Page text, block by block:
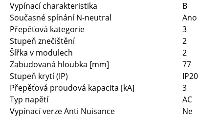
Vypínací charakteristika
B
Současné spínání N-neutral
Ano
Přepěťová kategorie
3
Stupeň znečištění
2
Šířka v modulech
2
Zabudovaná hloubka [mm]
77
Stupeň krytí (IP)
IP20
Přepěťová proudová kapacita [kA]
3
Typ napětí
AC
Vypínací verze Anti Nuisance
Ne